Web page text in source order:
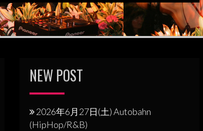
NEW POST
2026年6月27日(土) Autobahn
(HipHop/R&B)